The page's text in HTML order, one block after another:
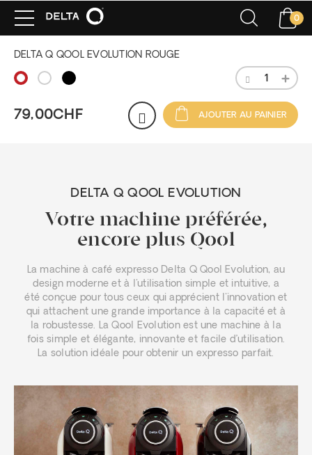
0
DELTA Q QOOL EVOLUTION ROUGE
79,00CHF AJOUTER AU PAINIER
DELTA Q QOOL EVOLUTION
Votre machine préférée,
encore plus Qool
La machine à café expresso Delta Q Qool Evolution, au
design moderne et à l'utilisation simple et intuitive, a
été conçue pour tous ceux qui apprécient l'innovation et
qui attachent une grande importance à la capacité et à
la robustesse. La Qool Evolution est une machine à la
fois simple et élégante, innovante et facile d’utilisation.
La solution idéale pour obtenir un expresso parfait.